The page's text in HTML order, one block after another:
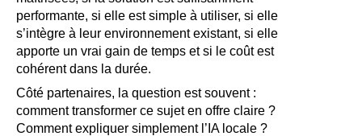
performante, si elle est simple à utiliser, si elle
s’intègre à leur environnement existant, si elle
apporte un vrai gain de temps et si le coût est
cohérent dans la durée.
Côté partenaires, la question est souvent :
comment transformer ce sujet en offre claire ?
Comment expliquer simplement l’IA locale ?